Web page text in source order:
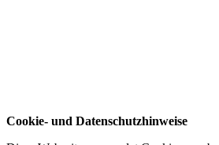
Cookie- und Datenschutzhinweise